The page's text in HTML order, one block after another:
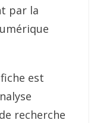
par la
est
recherche